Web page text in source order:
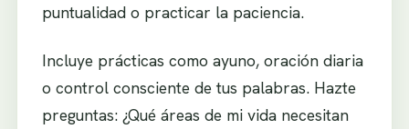
puntualidad o practicar la paciencia.
Incluye prácticas como ayuno, oración diaria
o control consciente de tus palabras. Hazte
preguntas: ¿Qué áreas de mi vida necesitan